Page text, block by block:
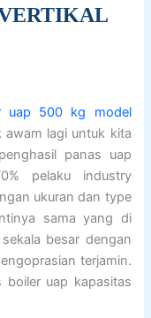
uap 500 kg model
awam lagi untuk kita
panas uap
pelaku industry
ukuran dan type
sama yang di
besar dengan
terjamin.
boiler uap kapasitas